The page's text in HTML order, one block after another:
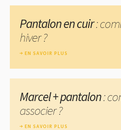
Pantalon en cuir:
hiver ?
EN SAVOIR PLUS
Marcel + pantalon:
associer ?
EN SAVOIR PLUS